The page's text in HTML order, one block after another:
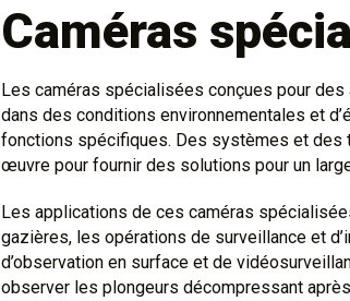
Caméras
Les caméras spécialisées conçues pour
dans des conditions environnementales et
fonctions spécifiques. Des systèmes et des
œuvre pour fournir des solutions pour un
Les applications de ces caméras
gazières, les opérations de surveillance et
d’observation en surface et de
observer les plongeurs décompressant